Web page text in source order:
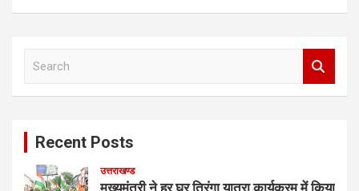
Recent Posts
उत्तराखण्ड
मुख्यमंत्री ने हर घर तिरंगा यात्रा कार्यक्रम में किया